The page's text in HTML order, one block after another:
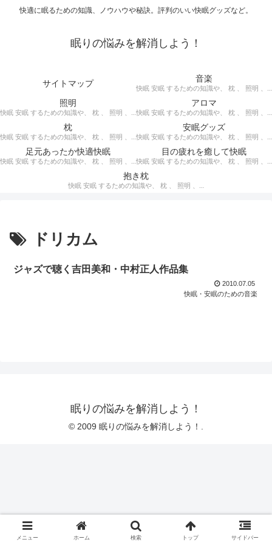
快適に眠るための知識、ノウハウや秘訣。評判のいい快眠グッズなど。
眠りの悩みを解消しよう！
サイトマップ 音楽
快眠 安眠 するための知識や、 枕 、 照明 、 アロマ など、おすすめの グッズ を紹介。 快眠 安眠 のための 音楽 CD の紹介です。 ヒーリングCD リラクゼーションCD インストゥルメンタルCD オルゴールCD ヘミシンクCD α波音楽 など。
照明
快眠 安眠 するための知識や、 枕 、 照明 、 アロマ など、おすすめの グッズ などを紹介。 快眠 安眠 のための 照明 フロアライト テーブルライト デスクライト スタンドライト など。
アロマ
快眠 安眠 するための知識や、 枕 、 照明 、 アロマ など、おすすめの グッズ などを紹介。 エッセンシャルオイル をはじめ、 アロマオイル を利用した アロマランプ 、 アロマディフューザー 、 アロマスプレー などの紹介です。
枕
快眠 安眠 するための知識や、 枕 、 照明 、 アロマ など、おすすめの グッズ などを紹介。 ぐっすり眠るために重要な枕選びのポイントや商品の紹介、 テンピュール 、 マニフレックス など。
安眠グッズ
快眠 安眠 するための知識や、 枕 、 照明 、 アロマ など、おすすめの グッズ などを紹介。 いろいろな 快眠 安眠 グッズ の紹介、足枕、うたた寝枕、目覚まし時計、入浴剤 など。
足元あったか快適快眠
快眠 安眠 するための知識や、 枕 、 照明 、 アロマ など、おすすめの グッズ などを紹介。 足元あったかで快適に眠るための 湯たんぽ あったか靴下 レッグウォーマー などの紹介です。
目の疲れを癒して快眠
快眠 安眠 するための知識や、 枕 、 照明 、 アロマ など、おすすめの グッズ などを紹介。 目の疲れを癒やす、 快眠、安眠 のための アイマスク アイピロー について。
抱き枕
快眠 安眠 するための知識や、 枕 、 照明 、 アロマ など、おすすめの グッズ などを紹介。 安心感を得る、リラックスして眠れるための 抱き枕 の紹介です。 妊婦さんや赤ちゃん、腰痛がある人におすすめ。
ドリカム
ジャズで聴く吉田美和・中村正人作品集
2010.07.05
快眠・安眠のための音楽
眠りの悩みを解消しよう！
© 2009 眠りの悩みを解消しよう！.
メニュー ホーム 検索 トップ サイドバー